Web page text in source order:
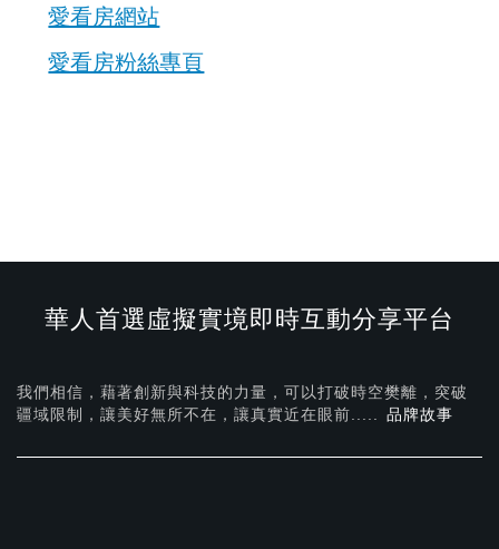
愛看房網站
愛看房粉絲專頁
華人首選虛擬實境即時互動分享平台
我們相信，藉著創新與科技的力量，可以打破時空樊離，突破
疆域限制，讓美好無所不在， 讓真實近在眼前..... 品牌故事